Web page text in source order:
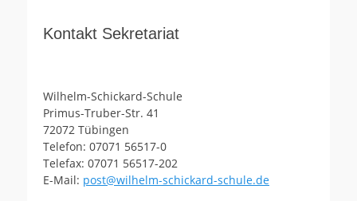
Kontakt Sekretariat
Wilhelm-Schickard-Schule
Primus-Truber-Str. 41
72072 Tübingen
Telefon: 07071 56517-0
Telefax: 07071 56517-202
E-Mail: post@wilhelm-schickard-schule.de